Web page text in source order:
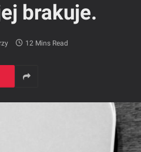
brakuje.
12 Mins Read